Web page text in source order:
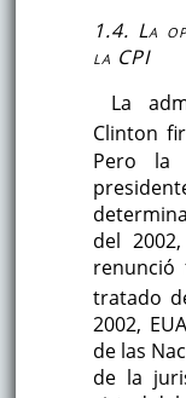
1.4. La
la CPI
La
Clinton
Pero la
del
tratado
2002,
de las
de la